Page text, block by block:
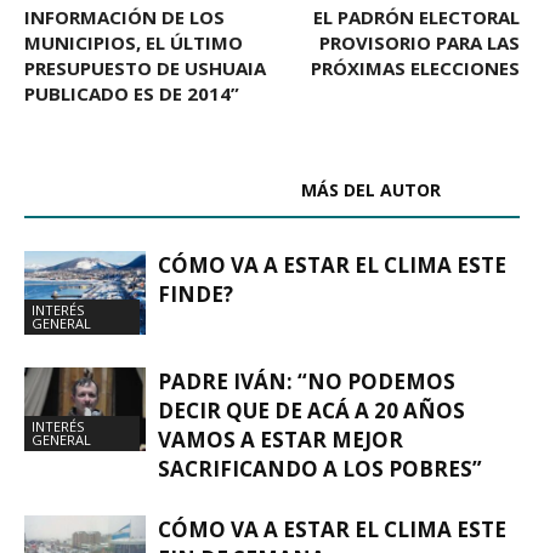
INFORMACIÓN DE LOS
MUNICIPIOS, EL ÚLTIMO
PRESUPUESTO DE USHUAIA
PUBLICADO ES DE 2014”
EL PADRÓN ELECTORAL
PROVISORIO PARA LAS
PRÓXIMAS ELECCIONES
MÁS DEL AUTOR
INTERÉS
GENERAL
CÓMO VA A ESTAR EL CLIMA ESTE
FINDE?
INTERÉS
GENERAL
PADRE IVÁN: “NO PODEMOS
DECIR QUE DE ACÁ A 20 AÑOS
VAMOS A ESTAR MEJOR
SACRIFICANDO A LOS POBRES”
CÓMO VA A ESTAR EL CLIMA ESTE